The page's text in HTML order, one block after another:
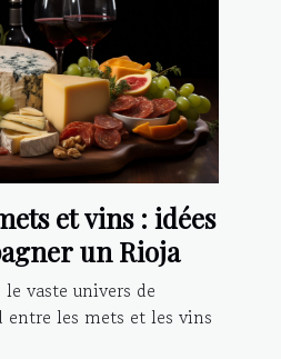
et vins : idées
un Rioja
vaste univers de
les mets et les vins